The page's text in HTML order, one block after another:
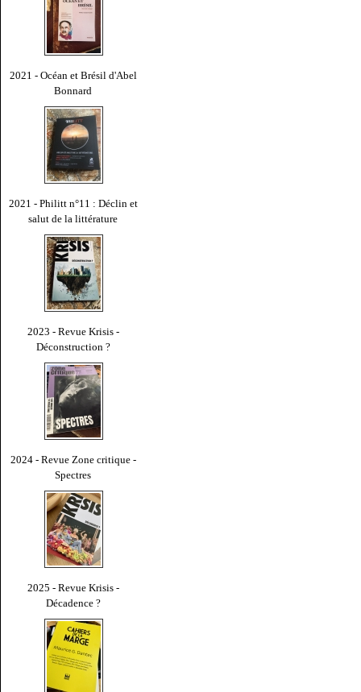
2021 - Océan et Brésil d'Abel
Bonnard
2021 - Philitt n°11 : Déclin et
salut de la littérature
2023 - Revue Krisis -
Déconstruction ?
2024 - Revue Zone critique -
Spectres
2025 - Revue Krisis -
Décadence ?